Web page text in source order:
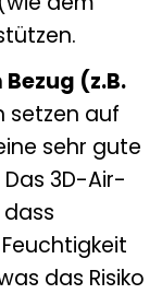
(z.B.
setzen auf
sehr gute
3D-Air-
das Risiko